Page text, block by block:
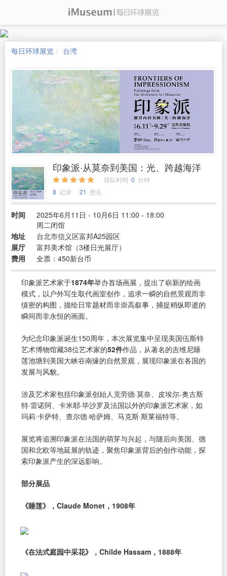
每日环球展览 台湾
印象派·从莫奈到美国：光、跨越海洋
排队时间 0 分钟
8 记录 21 想去
时间
2025年6月11日 - 10月6日 11:00 - 18:00
周二闭馆
地址
台北市信义区富邦A25园区
展厅
富邦美术馆（3楼日光展厅）
费用
全票：450新台币
印象派艺术家于1874年举办首场画展，提出了崭新的绘画
模式，以户外写生取代画室创作，追求一瞬的自然景观而非
缜密的构图，描绘日常题材而非崇高叙事，捕捉稍纵即逝的
瞬间而非永恒的画面。
为纪念印象派诞生150周年，本次展览集中呈现美国伍斯特
艺术博物馆藏38位艺术家的52件作品，从著名的吉维尼睡
莲池塘到美国大峡谷南缘的自然景观，展现印象派在各国的
发展与风貌。
涉及艺术家包括印象派创始人克劳德·莫奈、皮埃尔-奥古斯
特·雷诺阿、卡米耶·毕沙罗及法国以外的印象派艺术家，如
玛莉·卡萨特、查尔德·哈萨姆、马克斯·斯莱福特等。
展览将追溯印象派在法国的萌芽与兴起，与随后向美国、德
国和北欧等地延展的轨迹，聚焦印象派背后的创作动能，探
索印象派产生的深远影响。
部分展品
《睡莲》，Claude Monet，1908年
《在法式庭园中采花》，Childe Hassam，1888年